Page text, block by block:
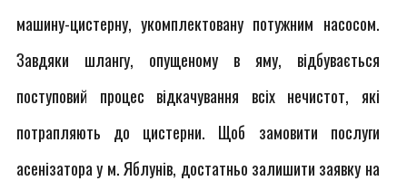
машину-цистерну, укомплектовану потужним насосом.
Завдяки шлангу, опущеному в яму, відбувається
поступовий процес відкачування всіх нечистот, які
потрапляють до цистерни. Щоб замовити послуги
асенізатора у м. Яблунів, достатньо залишити заявку на